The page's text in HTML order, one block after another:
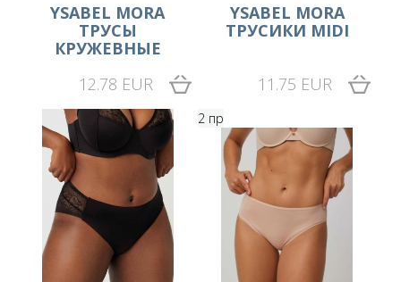
YSABEL MORA
ТРУСЫ
КРУЖЕВНЫЕ
12.78 EUR
YSABEL MORA
ТРУСИКИ MIDI
11.75 EUR
2 пр